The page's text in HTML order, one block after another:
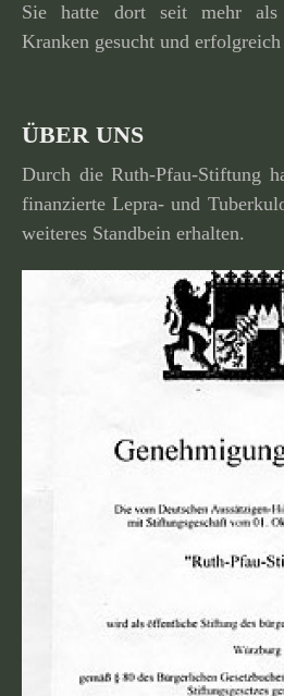
Sie hatte dort seit mehr als
Kranken gesucht und
ÜBER UNS
Durch die Ruth-Pfau-Stiftung
finan­zierte Lepra- und
weiteres Standbein erhalten.